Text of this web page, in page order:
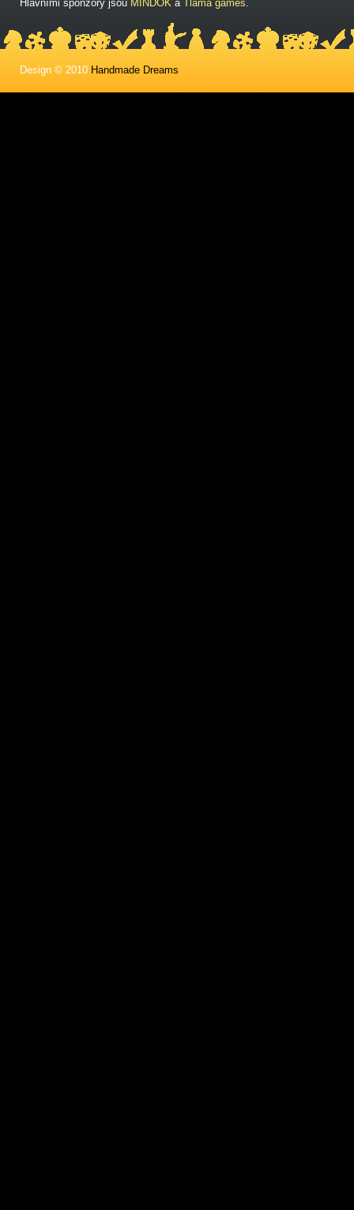
Hlavními sponzory jsou MINDOK a Tlama games.
Design © 2010 Handmade Dreams